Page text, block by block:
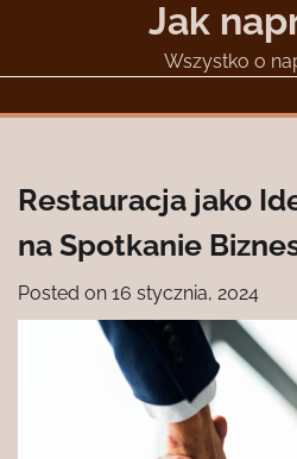
Jak
Wszystko o
Restauracja jako
na Spotkanie
Posted on 16 stycznia, 2024